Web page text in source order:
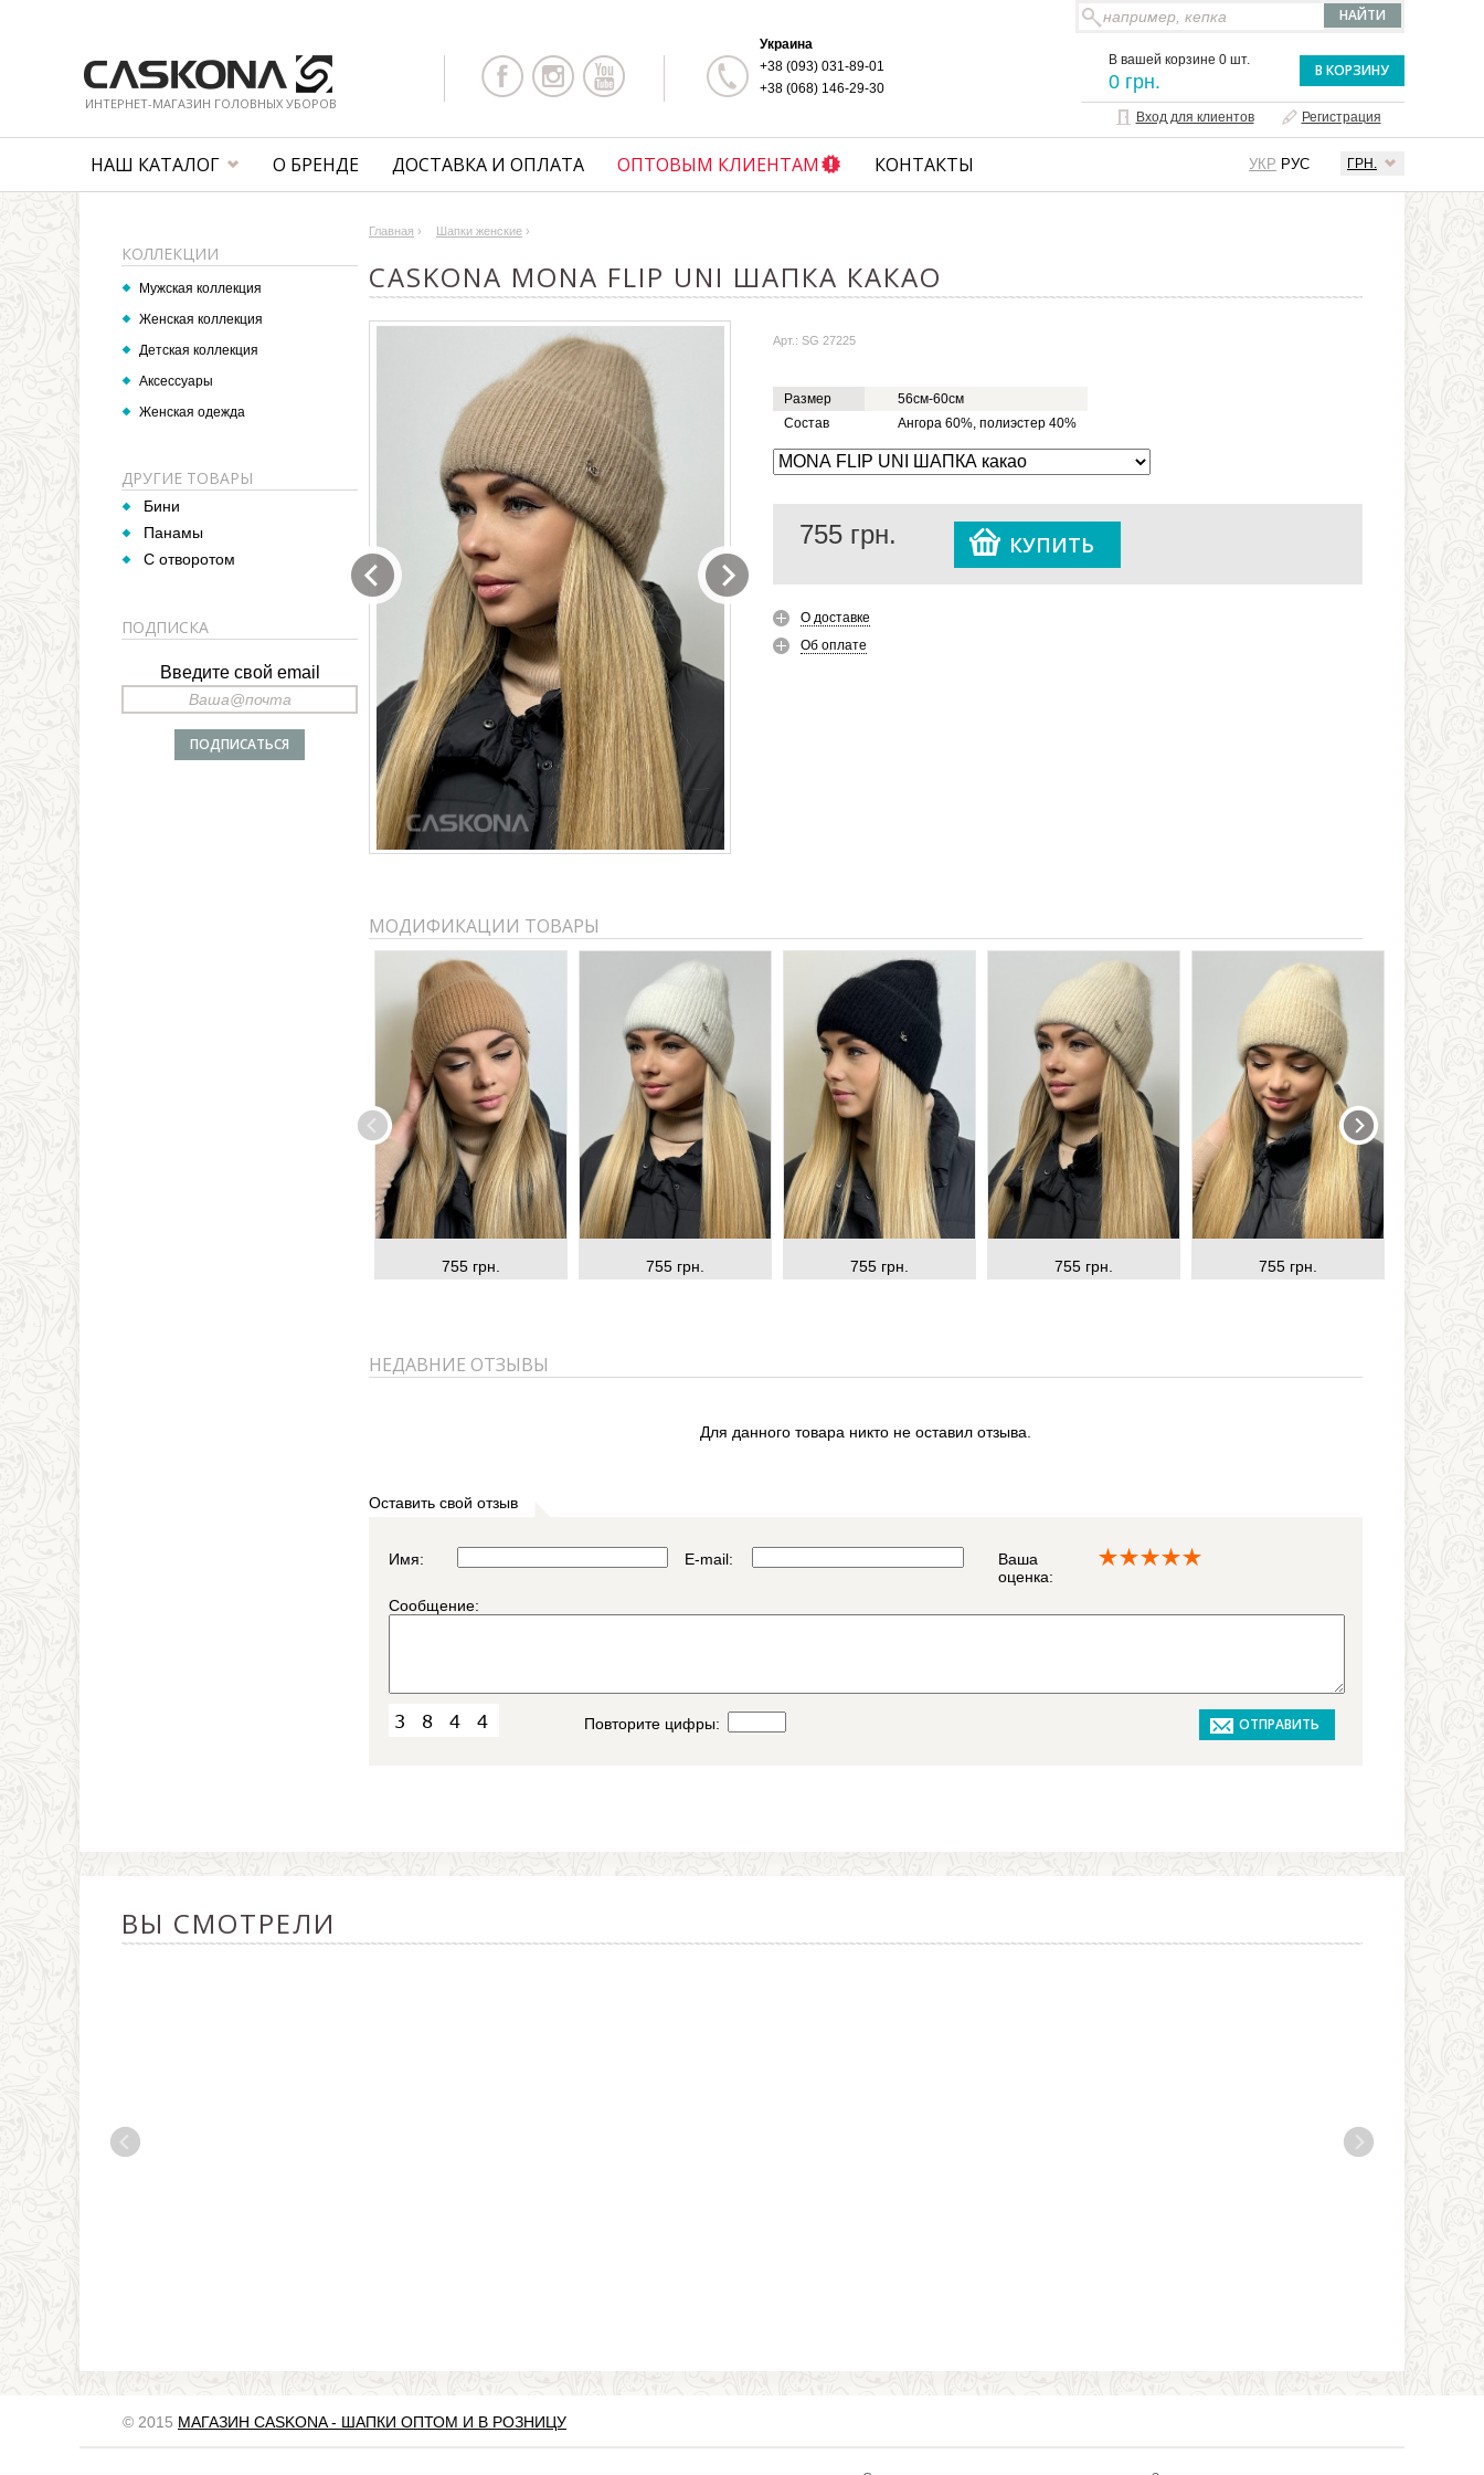
ИНТЕРНЕТ-МАГАЗИН ГОЛОВНЫХ УБОРОВ
Украина
+38 (093) 031-89-01
+38 (068) 146-29-30
В вашей корзине 0 шт.
0 грн.
В КОРЗИНУ
Вход для клиентов Регистрация
ГРН.
УКР РУС
НАШ КАТАЛОГ О БРЕНДЕ ДОСТАВКА И ОПЛАТА ОПТОВЫМ КЛИЕНТАМ КОНТАКТЫ
Главная › Шапки женские ›
CASKONA MONA FLIP UNI ШАПКА КАКАО
Арт.: SG 27225
Размер
56см-60см
Состав
Ангора 60%, полиэстер 40%
755 грн. КУПИТЬ
О доставке
Об оплате
МОДИФИКАЦИИ ТОВАРЫ
755 грн. 755 грн. 755 грн. 755 грн. 755 грн.
НЕДАВНИЕ ОТЗЫВЫ
Для данного товара никто не оставил отзыва.
Оставить свой отзыв
Имя: E-mail:
Ваша
оценка:
Сообщение:
Повторите цифры:
КОЛЛЕКЦИИ
Мужская коллекция
Женская коллекция
Детская коллекция
Аксессуары
Женская одежда
ДРУГИЕ ТОВАРЫ
Бини
Панамы
С отворотом
ПОДПИСКА
Введите свой email
ВЫ СМОТРЕЛИ
© 2015 МАГАЗИН CASKONA - ШАПКИ ОПТОМ И В РОЗНИЦУ